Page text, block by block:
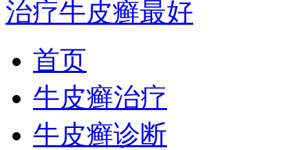
首页
牛皮癣治疗
牛皮癣诊断